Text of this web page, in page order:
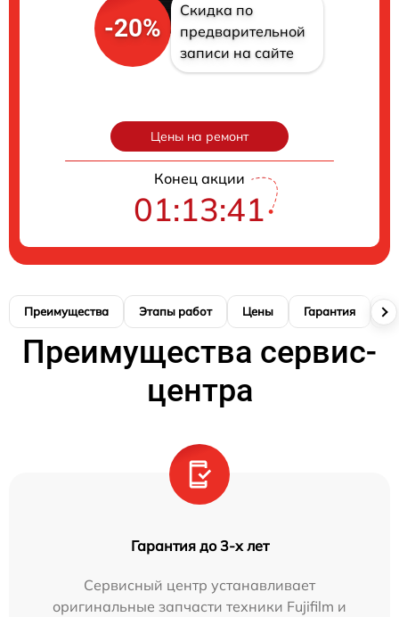
-20%
Скидка по
предварительной
записи на сайте
Цены на ремонт
Конец акции
01:13:40
Преимущества Этапы работ Цены Гарантия
Преимущества сервис-
центра
Гарантия до 3-х лет
Сервисный центр устанавливает
оригинальные запчасти техники Fujifilm и